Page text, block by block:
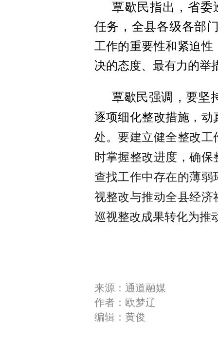
覃歇民指出，省委
任务，全县各级各部
工作的重要性和紧迫
决的态度、最有力的举
覃歇民强调，要坚
逐项细化整改措施， 动
处。要建立健全整改
时掌握整改进度，确
查找工作中存在的薄
视整改与推动全县经
巡视整改成果转化为推
来源：通道融媒
作者：欧梦辽
编辑：黄俊